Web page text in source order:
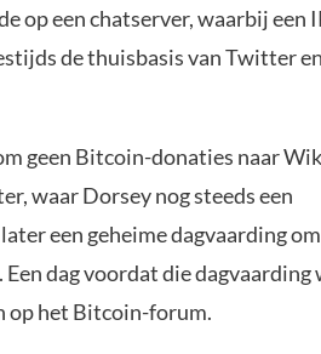
op een chatserver, waarbij een
de thuisbasis van Twitter
geen Bitcoin-donaties naar
waar Dorsey nog steeds een
een geheime dagvaarding om
dag voordat die dagvaarding
op het Bitcoin-forum.